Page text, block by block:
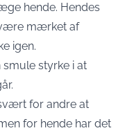
hende. Hendes
mærket af
igen.
smule styrke i at
for andre at
for hende har det